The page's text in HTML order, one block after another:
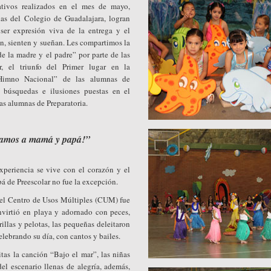
realizados en el mes de mayo,
del Colegio de Guadalajara, logran
ser expresión viva de la entrega y el
sienten y sueñan. Les compartimos la
la madre y el padre” por parte de las
el triunfo del Primer lugar en la
Nacional” de las alumnas de
e ilusiones puestas en el
alumnas de Preparatoria.
a mamá y papá!”
se vive con el corazón y el
de Preescolar no fue la excepción.
Centro de Usos Múltiples (CUM) fue
en playa y adornado con peces,
y pelotas, las pequeñas deleitaron
su día, con cantos y bailes.
la canción “Bajo el mar”, las niñas
escenario llenas de alegría, además,